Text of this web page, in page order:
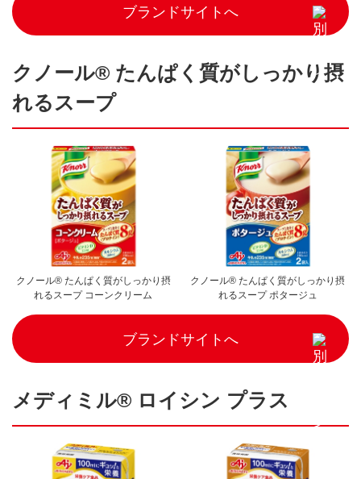
ブランドサイトへ
クノール® たんぱく質がしっかり摂
れるスープ
クノール® たんぱく質がしっかり摂
れるスープ コーンクリーム
クノール® たんぱく質がしっかり摂
れるスープ ポタージュ
ブランドサイトへ
メディミル® ロイシン プラス